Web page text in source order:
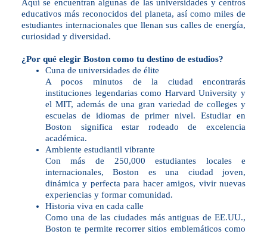
Aquí se encuentran algunas de las universidades y centros
educativos más reconocidos del planeta, así como miles de
estudiantes internacionales que llenan sus calles de energía,
curiosidad y diversidad.
¿Por qué elegir Boston como tu destino de estudios?
Cuna de universidades de élite
A pocos minutos de la ciudad encontrarás
instituciones legendarias como Harvard University y
el MIT, además de una gran variedad de colleges y
escuelas de idiomas de primer nivel. Estudiar en
Boston significa estar rodeado de excelencia
académica.
Ambiente estudiantil vibrante
Con más de 250,000 estudiantes locales e
internacionales, Boston es una ciudad joven,
dinámica y perfecta para hacer amigos, vivir nuevas
experiencias y formar comunidad.
Historia viva en cada calle
Como una de las ciudades más antiguas de EE.UU.,
Boston te permite recorrer sitios emblemáticos como